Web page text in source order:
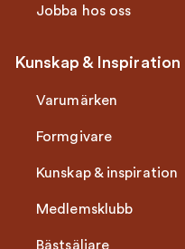
Jobba hos oss
Kunskap & Inspiration
Varumärken
Formgivare
Kunskap & inspiration
Medlemsklubb
Bästsäljare